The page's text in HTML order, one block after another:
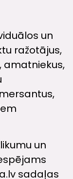
un
ražotājus,
un
sadaļas